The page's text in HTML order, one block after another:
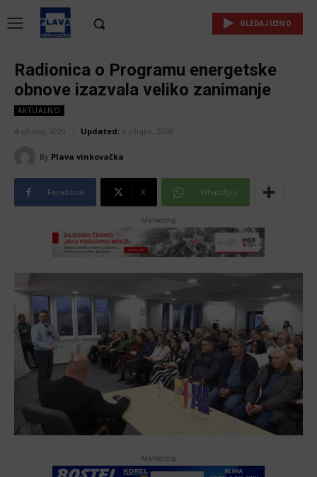
GLEDAJ UŽIVO
Radionica o Programu energetske
obnove izazvala veliko zanimanje
AKTUALNO
4 ožujka, 2020 Updated: 4 ožujka, 2020
By Plava vinkovačka
Facebook X WhatsApp
-Marketing-
-Marketing-